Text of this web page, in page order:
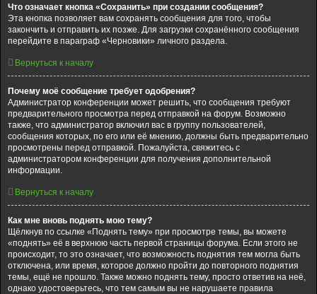
Что означает кнопка «Сохранить» при создании сообщения?
Эта кнопка позволяет вам сохранять сообщения для того, чтобы
закончить и отправить их позже. Для загрузки сохранённого сообщения
перейдите в параграф «Черновики» личного раздела.
Вернуться к началу
Почему моё сообщение требует одобрения?
Администратор конференции может решить, что сообщения требуют
предварительного просмотра перед отправкой на форум. Возможно
также, что администратор включил вас в группу пользователей,
сообщения которых, по его или её мнению, должны быть предварительно
просмотрены перед отправкой. Пожалуйста, свяжитесь с
администратором конференции для получения дополнительной
информации.
Вернуться к началу
Как мне вновь поднять мою тему?
Щёлкнув по ссылке «Поднять тему» при просмотре темы, вы можете
«поднять» её в верхнюю часть первой страницы форума. Если этого не
происходит, то это означает, что возможность поднятия тем могла быть
отключена, или время, которое должно пройти до повторного поднятия
темы, ещё не прошло. Также можно поднять тему, просто ответив на неё,
однако удостоверьтесь, что тем самым вы не нарушаете правила